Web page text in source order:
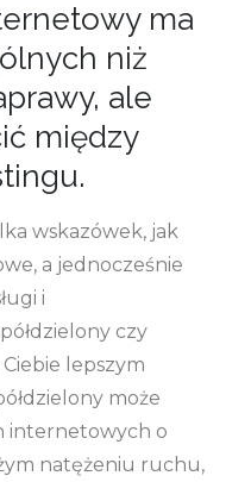
ma
niż
ale
między
wskazówek, jak
a jednocześnie
i
czy
lepszym
może
internetowych o
natężeniu ruchu,